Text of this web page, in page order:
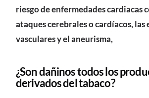
riesgo de enfermedades cardiacas
ataques cerebrales o cardíacos, las
vasculares y el aneurisma,
¿Son dañinos todos los
derivados del tabaco?